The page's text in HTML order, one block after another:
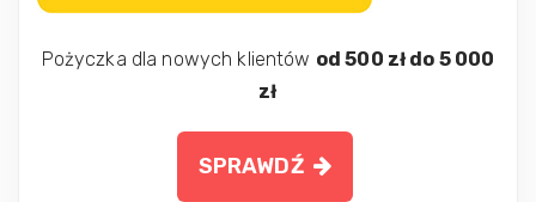
Pożyczka dla nowych klientów od 500 zł do 5 000
zł
SPRAWDŹ